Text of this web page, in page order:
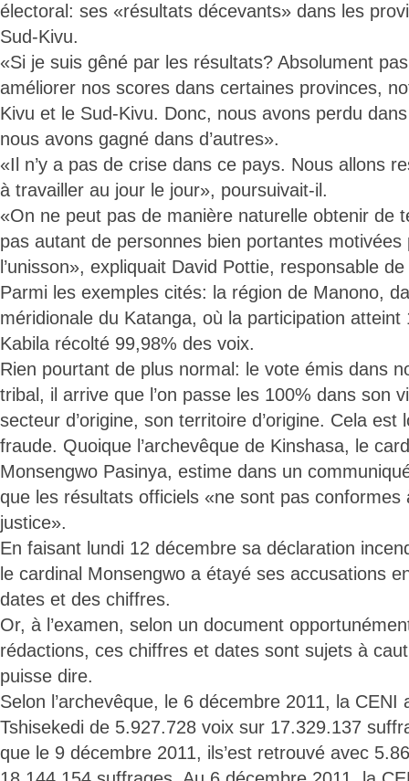
électoral: ses «résultats décevants» dans les
Sud-Kivu.
«Si je suis gêné par les résultats? Absolument
améliorer nos scores dans certaines provinces,
Kivu et le Sud-Kivu. Donc, nous avons perdu
nous avons gagné dans d’autres».
«Il n’y a pas de crise dans ce pays. Nous allons
à travailler au jour le jour», poursuivait-il.
«On ne peut pas de manière naturelle obtenir de
pas autant de personnes bien portantes
l’unisson», expliquait David Pottie, responsable
Parmi les exemples cités: la région de Manono,
méridionale du Katanga, où la participation
Kabila récolté 99,98% des voix.
Rien pourtant de plus normal: le vote émis dans
tribal, il arrive que l’on passe les 100% dans son
secteur d’origine, son territoire d’origine. Cela est
fraude. Quoique l’archevêque de Kinshasa, le
Monsengwo Pasinya, estime dans un
que les résultats officiels «ne sont pas conformes
justice».
En faisant lundi 12 décembre sa déclaration
le cardinal Monsengwo a étayé ses accusations
dates et des chiffres.
Or, à l’examen, selon un document
rédactions, ces chiffres et dates sont sujets à
puisse dire.
Selon l’archevêque, le 6 décembre 2011, la CENI
Tshisekedi de 5.927.728 voix sur 17.329.137
que le 9 décembre 2011, ils’est retrouvé avec